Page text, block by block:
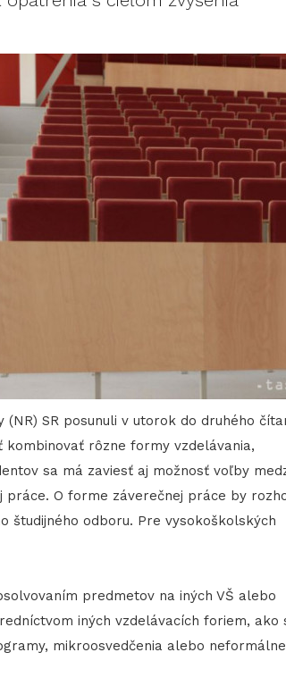
SR posunuli v utorok do druhého
kombinovať rôzne formy vzdelávania,
sa má zaviesť aj možnosť voľby
O forme záverečnej práce by
študijného odboru. Pre vysokoškolských
predmetov na iných VŠ alebo
iných vzdelávacích foriem, ako
mikroosvedčenia alebo